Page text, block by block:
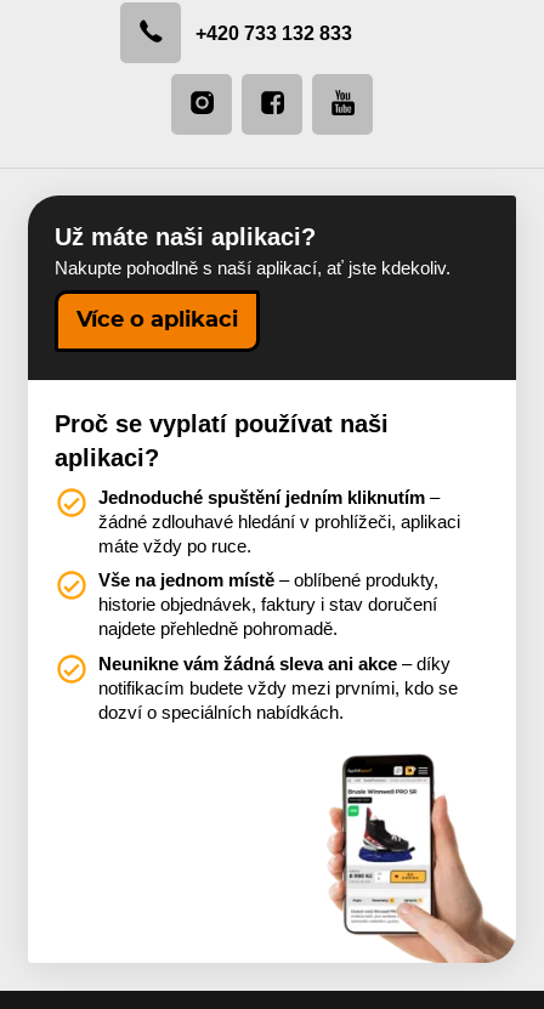
+420 733 132 833
Už máte naši aplikaci?
Nakupte pohodlně s naší aplikací, ať jste kdekoliv.
Více o aplikaci
Proč se vyplatí používat naši
aplikaci?
Jednoduché spuštění jedním kliknutím –
žádné zdlouhavé hledání v prohlížeči, aplikaci
máte vždy po ruce.
Vše na jednom místě – oblíbené produkty,
historie objednávek, faktury i stav doručení
najdete přehledně pohromadě.
Neunikne vám žádná sleva ani akce – díky
notifikacím budete vždy mezi prvními, kdo se
dozví o speciálních nabídkách.